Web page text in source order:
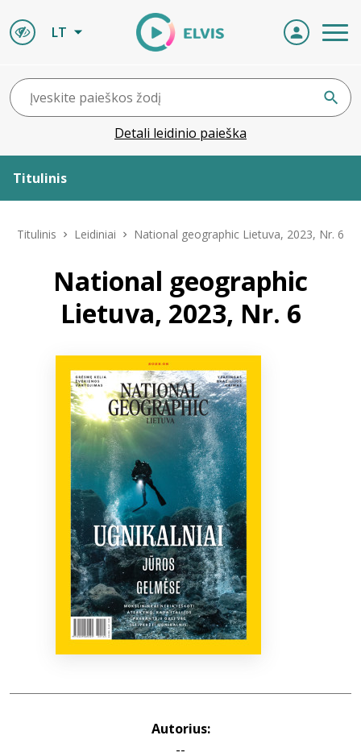
LT
Detali leidinio paieška
Titulinis
Leidiniai
ELVIS atvyksta
Naujienos
Bibliotekoms
Titulinis Leidiniai National geographic Lietuva, 2023, Nr. 6
National geographic
Lietuva, 2023, Nr. 6
Autorius: